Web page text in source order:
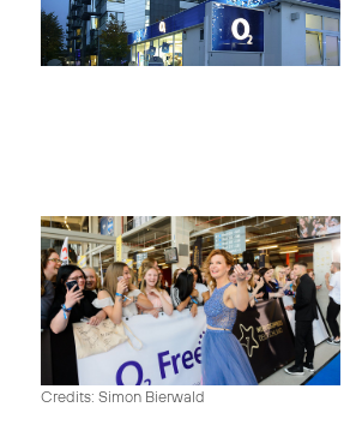
Credits: Simon Bierwald